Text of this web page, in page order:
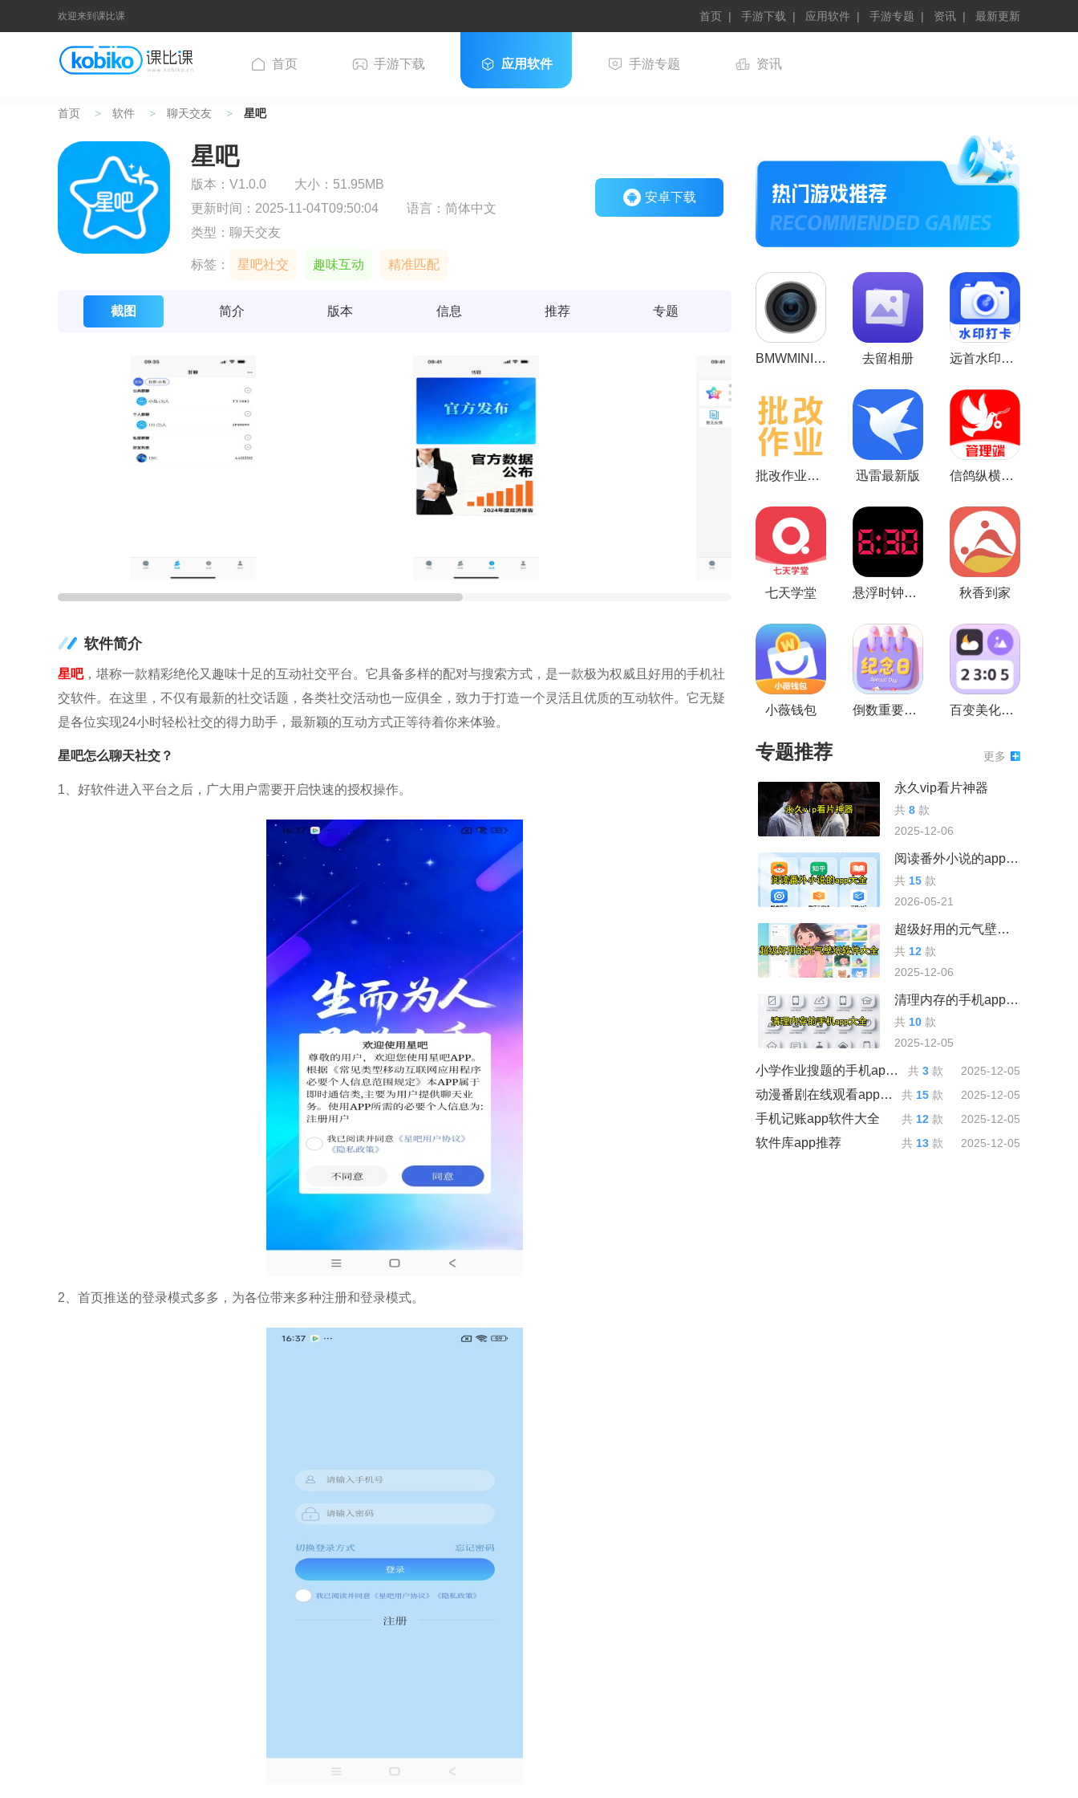
欢迎来到课比课 首页 手游下载 应用软件 手游专题 资讯 最新更新
首页 手游下载 应用软件 手游专题 资讯
首页 软件 聊天交友 星吧
星吧
版本： V1.0.0
大小：51.95MB
更新时间：2025-11-04T09:50:04
语言： 简体中文
类型：聊天交友
标签： 星吧社交 趣味互动 精准匹配
安卓下载
截图 简介 版本 信息 推荐 专题
软件简介
星吧，堪称一款精彩绝伦又趣味十足的互动社交平台。它具备多样的配对与搜索方式，是一款极为权威且好用的手机社
交软件。在这里，不仅有最新的社交话题，各类社交活动也一应俱全，致力于打造一个灵活且优质的互动软件。它无疑
是各位实现24小时轻松社交的得力助手，最新颖的互动方式正等待着你来体验。
星吧怎么聊天社交？
1、好软件进入平台之后，广大用户需要开启快速的授权操作。
2、首页推送的登录模式多多，为各位带来多种注册和登录模式。
BMWMINI睿眼行车记录仪 去留相册 远首水印相机
批改作业兼职平台 迅雷最新版 信鸽纵横管理端免费版
七天学堂 悬浮时钟免费版 秋香到家
小薇钱包 倒数重要纪念日 百变美化主题
专题推荐 更多
永久vip看片神器
共 8 款
2025-12-06
阅读番外小说的app大全
共 15 款
2026-05-21
超级好用的元气壁纸软件大全
共 12 款
2025-12-06
清理内存的手机app大全
共 10 款
2025-12-05
小学作业搜题的手机app大全 共 3 款 2025-12-05
动漫番剧在线观看app推荐 共 15 款 2025-12-05
手机记账app软件大全 共 12 款 2025-12-05
软件库app推荐 共 13 款 2025-12-05